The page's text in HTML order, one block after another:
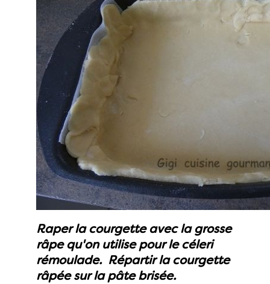
Raper la courgette avec la grosse
râpe qu'on utilise pour le céleri
rémoulade. Répartir la courgette
râpée sur la pâte brisée.